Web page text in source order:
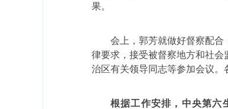
果。
会上，郭芳就做好督察配
律要求，接受被督察地方和社
治区有关领导同志等参加会议。
根据工作安排，中央第六